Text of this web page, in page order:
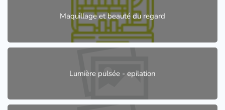
Maquillage et beauté du regard
Lumière pulsée - epilation